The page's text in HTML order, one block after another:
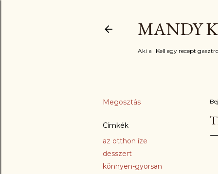
MANDY
Aki a "Kell egy recept
Megosztás
Címkék
az otthon íze
desszert
könnyen-gyorsan